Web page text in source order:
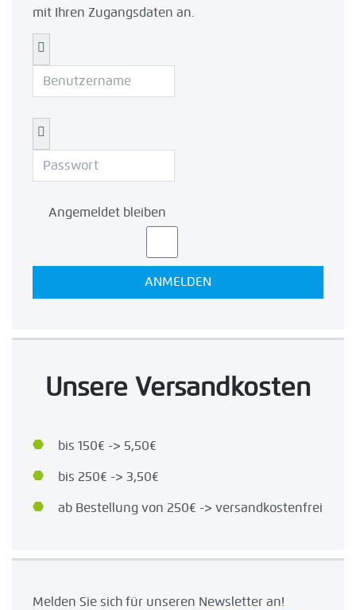
mit Ihren Zugangsdaten an.
Angemeldet bleiben
ANMELDEN
Unsere Versandkosten
bis 150€ -> 5,50€
bis 250€ -> 3,50€
ab Bestellung von 250€ -> versandkostenfrei
Melden Sie sich für unseren Newsletter an!